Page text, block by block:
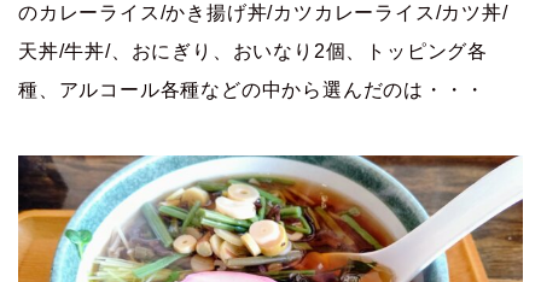
のカレーライス/かき揚げ丼/カツカレーライス/カツ丼/
天丼/牛丼/、おにぎり、おいなり2個、トッピング各
種、アルコール各種などの中から選んだのは・・・